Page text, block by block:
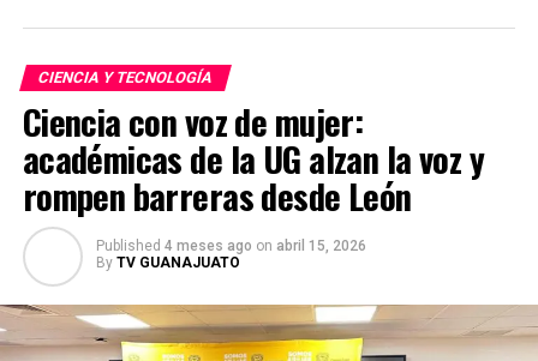
CIENCIA Y TECNOLOGÍA
Ciencia con voz de mujer:
académicas de la UG alzan la voz y
rompen barreras desde León
Published 4 meses ago on abril 15, 2026
By TV GUANAJUATO